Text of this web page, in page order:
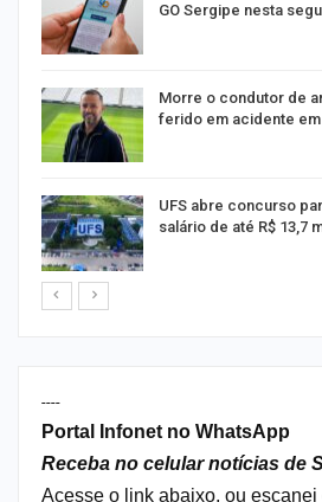
GO Sergipe nesta
Morre o condutor de
ferido em acidente
UFS abre concurso
salário de até R$ 13,7
----
Portal Infonet no WhatsApp
Receba no celular notícias de
Acesse o link abaixo, ou